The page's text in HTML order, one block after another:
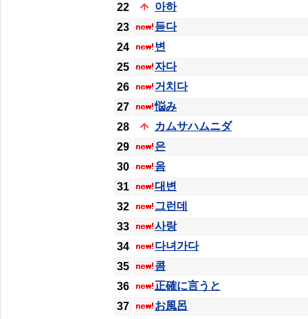
22
아하
23
듣다
24
변
25
자다
26
거치다
27
悩み
28
カムサハムニダ
29
은
30
음
31
대변
32
그런데
33
사랑
34
다녀가다
35
콤
36
正確に言うと
37
お風呂